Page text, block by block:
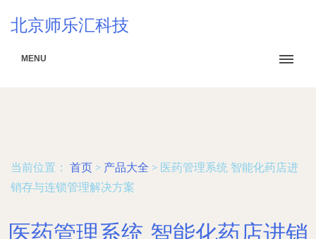
北京师乐汇科技
MENU
当前位置： 首页 > 产品大全 > 医药管理系统 智能化药店进
销存与连锁管理解决方案
医药管理系统 智能化药店进销